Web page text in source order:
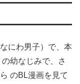
にわ男子）で、本
幼なじみで、さ
のBL漫画を見て